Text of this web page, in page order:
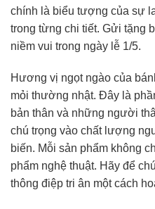
chính là biểu tượng của sự
trong từng chi tiết. Gửi tặng
niềm vui trong ngày lễ 1/5.
Hương vị ngọt ngào của
mỏi thường nhật. Đây là
bản thân và những người
chú trọng vào chất lượng
biến. Mỗi sản phẩm không
phẩm nghệ thuật. Hãy để
thông điệp tri ân một cách